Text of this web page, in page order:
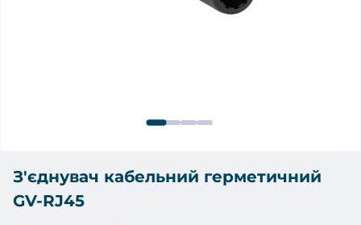
З'єднувач кабельний герметичний
GV-RJ45